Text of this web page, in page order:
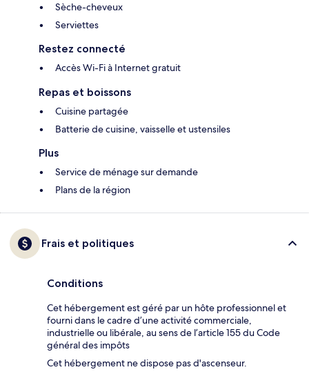
Sèche-cheveux
Serviettes
Restez connecté
Accès Wi-Fi à Internet gratuit
Repas et boissons
Cuisine partagée
Batterie de cuisine, vaisselle et ustensiles
Plus
Service de ménage sur demande
Plans de la région
Frais et politiques
Conditions
Cet hébergement est géré par un hôte professionnel et
fourni dans le cadre d’une activité commerciale,
industrielle ou libérale, au sens de l’article 155 du Code
général des impôts
Cet hébergement ne dispose pas d'ascenseur.